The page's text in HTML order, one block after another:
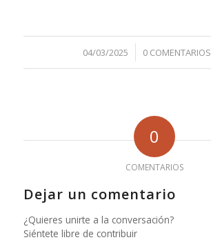
04/03/2025
/ 0 COMENTARIOS
/
0
COMENTARIOS
Dejar un comentario
¿Quieres unirte a la conversación?
Siéntete libre de contribuir